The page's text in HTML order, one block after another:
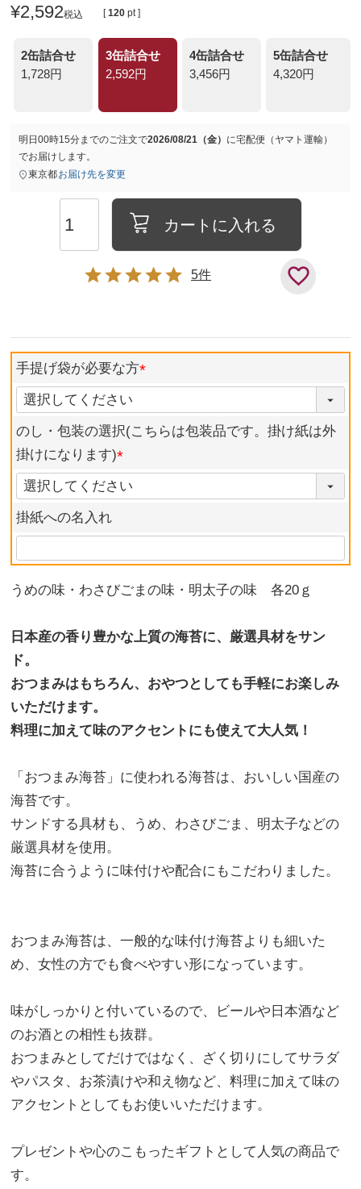
¥2,592税込 [ 120 pt ]
2缶詰合せ
1,728円
3缶詰合せ
2,592円
4缶詰合せ
3,456円
5缶詰合せ
4,320円
明日00時15分までのご注文で2026/08/21（金） に宅配便（ヤマト運輸）
でお届けします。
東京都お届け先を変更
カートに入れる
5
手提げ袋が必要な方
のし・包装の選択(こちらは包装品です。掛け紙は外
掛けになります)
掛紙への名入れ
うめの味・わさびごまの味・明太子の味 各20ｇ
日本産の香り豊かな上質の海苔に、厳選具材をサン
ド。
おつまみはもちろん、おやつとしても手軽にお楽しみ
いただけます。
料理に加えて味のアクセントにも使えて大人気！
「おつまみ海苔」に使われる海苔は、おいしい国産の
海苔です。
サンドする具材も、うめ、わさびごま、明太子などの
厳選具材を使用。
海苔に合うように味付けや配合にもこだわりました。
おつまみ海苔は、一般的な味付け海苔よりも細いた
め、女性の方でも食べやすい形になっています。
味がしっかりと付いているので、ビールや日本酒など
のお酒との相性も抜群。
おつまみとしてだけではなく、ざく切りにしてサラダ
やパスタ、お茶漬けや和え物など、料理に加えて味の
アクセントとしてもお使いいただけます。
プレゼントや心のこもったギフトとして人気の商品で
す。